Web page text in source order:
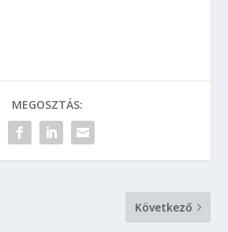
MEGOSZTÁS:
Következő